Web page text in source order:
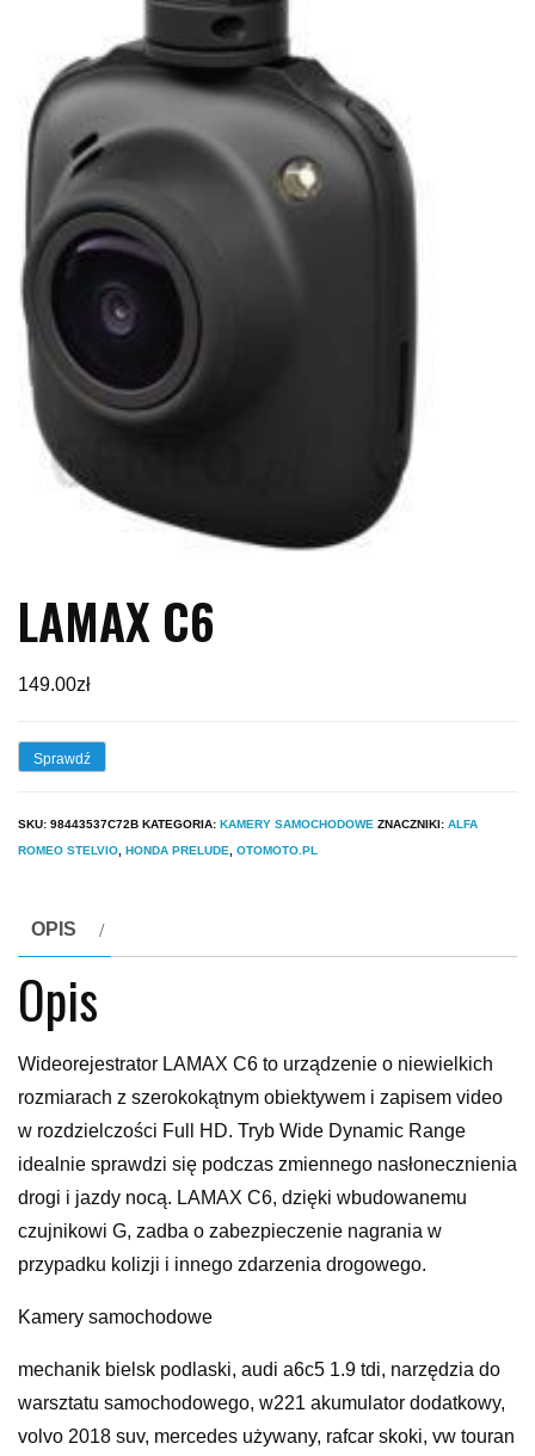
LAMAX C6
149.00zł
Sprawdź
SKU: 98443537C72B KATEGORIA: KAMERY SAMOCHODOWE ZNACZNIKI: ALFA
ROMEO STELVIO, HONDA PRELUDE, OTOMOTO.PL
OPIS
Opis
Wideorejestrator LAMAX C6 to urządzenie o niewielkich
rozmiarach z szerokokątnym obiektywem i zapisem video
w rozdzielczości Full HD. Tryb Wide Dynamic Range
idealnie sprawdzi się podczas zmiennego nasłonecznienia
drogi i jazdy nocą. LAMAX C6, dzięki wbudowanemu
czujnikowi G, zadba o zabezpieczenie nagrania w
przypadku kolizji i innego zdarzenia drogowego.
Kamery samochodowe
mechanik bielsk podlaski, audi a6c5 1.9 tdi, narzędzia do
warsztatu samochodowego, w221 akumulator dodatkowy,
volvo 2018 suv, mercedes używany, rafcar skoki, vw touran